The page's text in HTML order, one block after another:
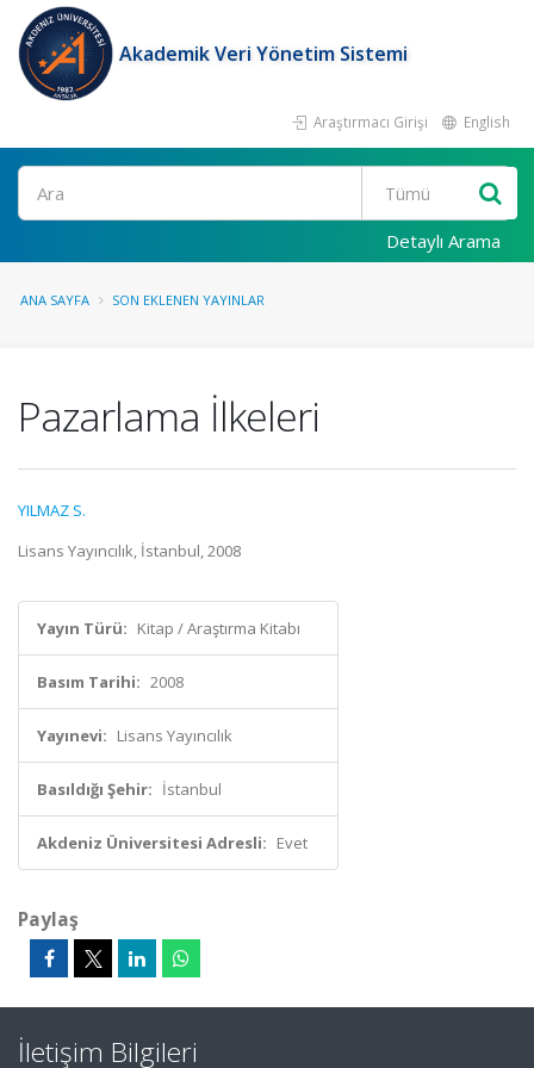
Akademik Veri Yönetim Sistemi
Araştırmacı Girişi English
Ara
Detaylı Arama
ANA SAYFA SON EKLENEN YAYINLAR
Pazarlama İlkeleri
YILMAZ S.
Lisans Yayıncılık, İstanbul, 2008
Yayın Türü: Kitap / Araştırma Kitabı
Basım Tarihi: 2008
Yayınevi: Lisans Yayıncılık
Basıldığı Şehir: İstanbul
Akdeniz Üniversitesi Adresli: Evet
Paylaş
İletişim Bilgileri